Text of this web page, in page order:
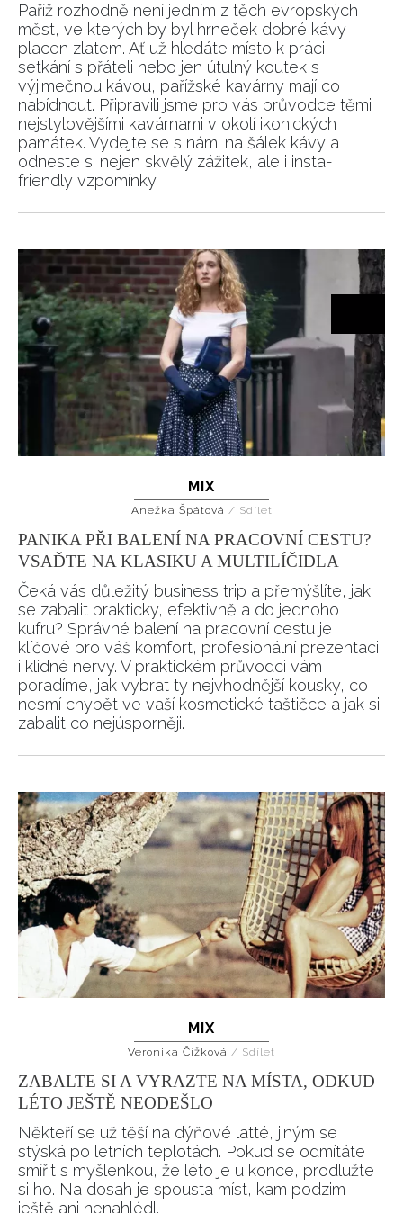
INFORMACE
REDAKCE
Paříž rozhodně není jedním z těch evropských
měst, ve kterých by byl hrneček dobré kávy
placen zlatem. Ať už hledáte místo k práci,
setkání s přáteli nebo jen útulný koutek s
výjimečnou kávou, pařížské kavárny mají co
nabídnout. Připravili jsme pro vás průvodce těmi
nejstylovějšími kavárnami v okolí ikonických
památek. Vydejte se s námi na šálek kávy a
odneste si nejen skvělý zážitek, ale i insta-
friendly vzpomínky.
MIX
Anežka Špátová / Sdílet
PANIKA PŘI BALENÍ NA PRACOVNÍ CESTU?
VSAĎTE NA KLASIKU A MULTILÍČIDLA
Čeká vás důležitý business trip a přemýšlíte, jak
se zabalit prakticky, efektivně a do jednoho
kufru? Správné balení na pracovní cestu je
klíčové pro váš komfort, profesionální prezentaci
i klidné nervy. V praktickém průvodci vám
poradíme, jak vybrat ty nejvhodnější kousky, co
nesmí chybět ve vaší kosmetické taštičce a jak si
zabalit co nejúsporněji.
MIX
Veronika Čížková / Sdílet
ZABALTE SI A VYRAZTE NA MÍSTA, ODKUD
LÉTO JEŠTĚ NEODEŠLO
Někteří se už těší na dýňové latté, jiným se
stýská po letních teplotách. Pokud se odmítáte
smířit s myšlenkou, že léto je u konce, prodlužte
si ho. Na dosah je spousta míst, kam podzim
ještě ani nenahlédl.